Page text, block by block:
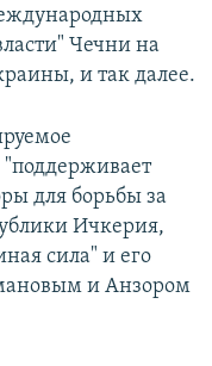
Чечни на
и так далее.
для борьбы за
Ичкерия,
сила" и его
и Анзором